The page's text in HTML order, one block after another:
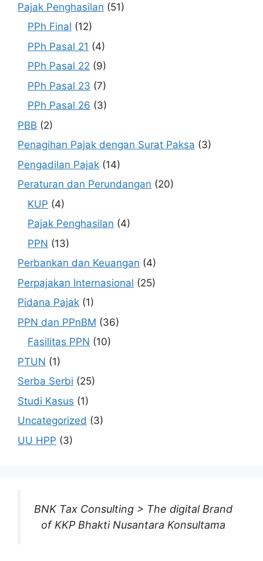
Pajak Penghasilan (51)
PPh Final (12)
PPh Pasal 21 (4)
PPh Pasal 22 (9)
PPh Pasal 23 (7)
PPh Pasal 26 (3)
PBB (2)
Penagihan Pajak dengan Surat Paksa (3)
Pengadilan Pajak (14)
Peraturan dan Perundangan (20)
KUP (4)
Pajak Penghasilan (4)
PPN (13)
Perbankan dan Keuangan (4)
Perpajakan Internasional (25)
Pidana Pajak (1)
PPN dan PPnBM (36)
Fasilitas PPN (10)
PTUN (1)
Serba Serbi (25)
Studi Kasus (1)
Uncategorized (3)
UU HPP (3)
BNK Tax Consulting > The digital Brand
of KKP Bhakti Nusantara Konsultama